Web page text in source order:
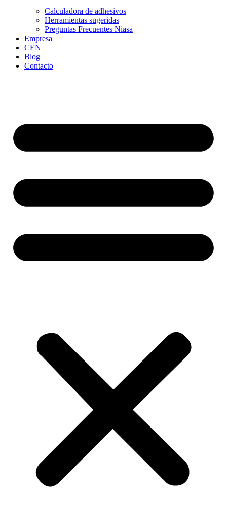
Calculadora de adhesivos
Herramientas sugeridas
Preguntas Frecuentes Niasa
Empresa
CEN
Blog
Contacto